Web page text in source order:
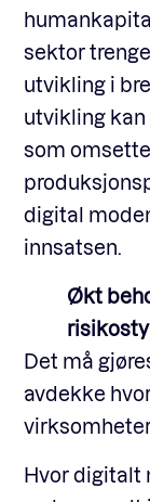
sektor
utvikling i
utvikling kan
som
digital
innsatsen.
Økt
Det må
avdekke
Hvor digitalt